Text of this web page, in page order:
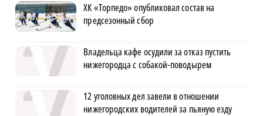
ХК «Торпедо» опубликовал состав на
предсезонный сбор
Владельца кафе осудили за отказ пустить
нижегородца с собакой-поводырем
12 уголовных дел завели в отношении
нижегородских водителей за пьяную езду